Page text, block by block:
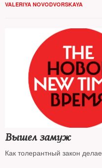
VALERIYA NOVODVORSKAYA
Вышел замуж
Как толерантный закон